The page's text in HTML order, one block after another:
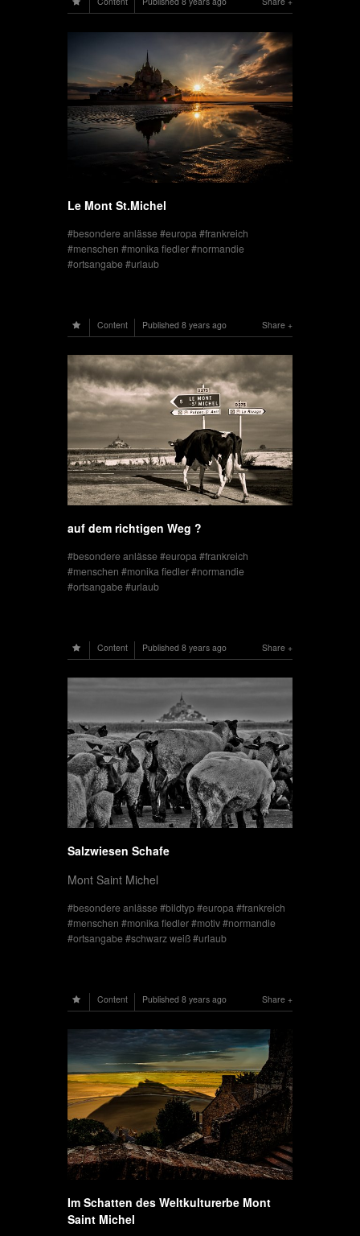
Le Mont St.Michel
besondere anlässe europa
frankreich
menschen
monika fiedler
normandie
ortsangabe urlaub
Share
Content Published 8 years ago
auf dem richtigen Weg ?
besondere anlässe europa
frankreich
menschen
monika fiedler
normandie
ortsangabe urlaub
Share
Content Published 8 years ago
Salzwiesen Schafe
Mont Saint Michel
besondere anlässe bildtyp europa
frankreich
menschen
monika fiedler motiv
normandie
ortsangabe schwarz weiß urlaub
Share
Content Published 8 years ago
Im Schatten des Weltkulturerbe Mont
Saint Michel